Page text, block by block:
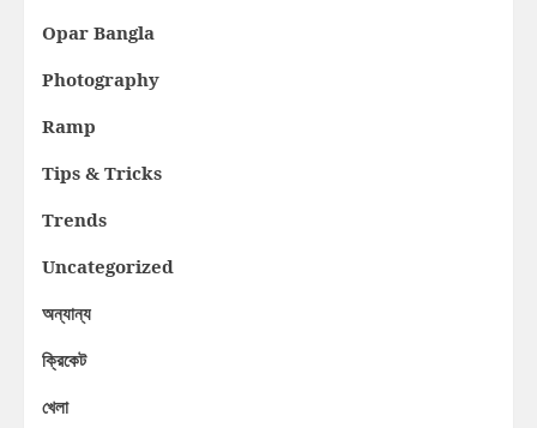
Opar Bangla
Photography
Ramp
Tips & Tricks
Trends
Uncategorized
অন্যান্য
ক্রিকেট
খেলা